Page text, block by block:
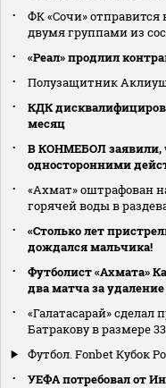
ФК «Сочи»
двумя группами из
«Реал» продлил
Полузащитник
КДК
месяц
В КОНМЕБОЛ заявили,
односторонними
«Ахмат» оштрафован
горячей воды в
«Столько лет
дождался мальчика!
Футболист «Ахмата»
два матча за
«Галатасарай»
Батракову в размере
Футбол. Fonbet Кубок
УЕФА потребовал от